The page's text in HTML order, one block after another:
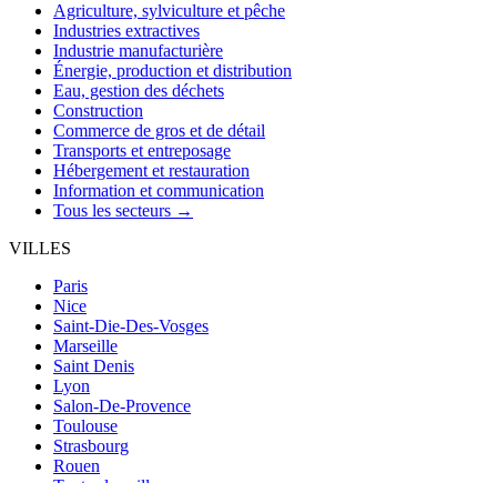
Agriculture, sylviculture et pêche
Industries extractives
Industrie manufacturière
Énergie, production et distribution
Eau, gestion des déchets
Construction
Commerce de gros et de détail
Transports et entreposage
Hébergement et restauration
Information et communication
Tous les secteurs →
VILLES
Paris
Nice
Saint-Die-Des-Vosges
Marseille
Saint Denis
Lyon
Salon-De-Provence
Toulouse
Strasbourg
Rouen